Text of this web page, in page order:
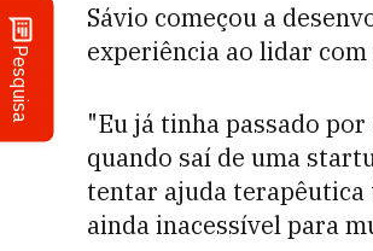
Pesquisa
Sávio começou a
experiência ao lidar
"Eu já tinha passado
quando saí de uma
tentar ajuda terapêutica
ainda inacessível para